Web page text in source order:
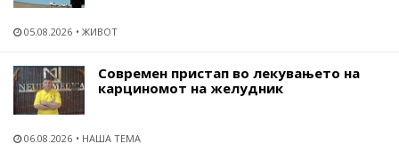
05.08.2026 ЖИВОТ
Современ пристап во лекувањето на
карциномот на желудник
06.08.2026 НАША ТЕМА